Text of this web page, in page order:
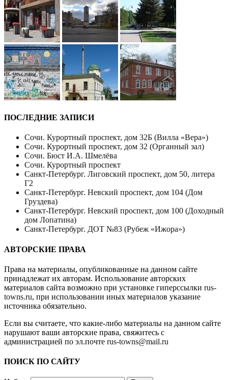
ПОСЛЕДНИЕ ЗАПИСИ
Сочи. Курортный проспект, дом 32Б (Вилла «Вера»)
Сочи. Курортный проспект, дом 32 (Органный зал)
Сочи. Бюст И.А. Шмелёва
Сочи. Курортный проспект
Санкт-Петербург. Лиговский проспект, дом 50, литера
Г2
Санкт-Петербург. Невский проспект, дом 104 (Дом
Груздева)
Санкт-Петербург. Невский проспект, дом 100 (Доходный
дом Лопатина)
Санкт-Петербург. ДОТ №83 (Рубеж «Ижора»)
АВТОРСКИЕ ПРАВА
Права на материалы, опубликованные на данном сайте
принадлежат их авторам. Использование авторских
материалов сайта возможно при установке гиперссылки rus-
towns.ru, при использовании иных материалов указание
источника обязательно.
Если вы считаете, что какие-либо материалы на данном сайте
нарушают ваши авторские права, свяжитесь с
администрацией по эл.почте rus-towns@mail.ru
ПОИСК ПО САЙТУ